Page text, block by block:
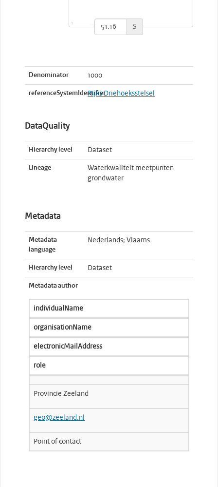
S
Denominator 1000
referenceSystemIdentifierRijks Driehoeksstelsel
DataQuality
Hierarchy level Dataset
Lineage
Waterkwaliteit meetpunten
grondwater
Metadata
Metadata
language
Nederlands; Vlaams
Hierarchy level Dataset
Metadata author
individualName
organisationName
electronicMailAddress
role
Provincie Zeeland
geo@zeeland.nl
Point of contact